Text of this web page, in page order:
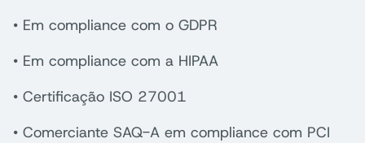
• Em compliance com o GDPR
• Em compliance com a HIPAA
• Certificação ISO 27001
• Comerciante SAQ-A em compliance com PCI